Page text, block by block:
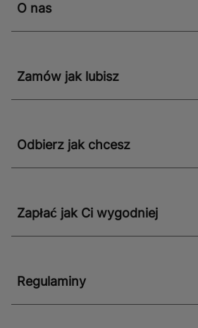
O nas
Zamów jak lubisz
Odbierz jak chcesz
Zapłać jak Ci wygodniej
Regulaminy